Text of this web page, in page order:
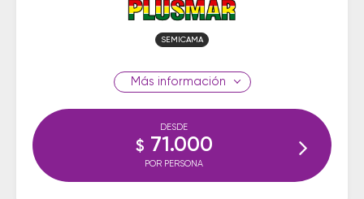
SEMICAMA
información
DESDE
$ 71.000
POR PERSONA